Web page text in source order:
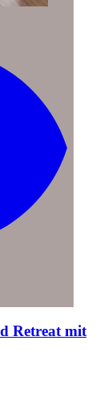
Retreat mit